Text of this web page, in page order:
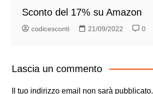
Sconto del 17% su Amazon
codicesconti 21/09/2022 0
Lascia un commento
Il tuo indirizzo email non sarà pubblicato.